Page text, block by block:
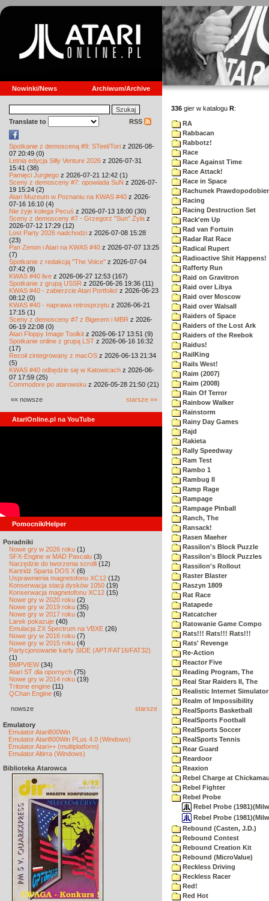
Nowinki/News Archiwum/Archive
Translate to RSS
Spotkanie z demosceną #9: STeel/Tori z 2026-08-
07 20:49 (0)
Letnia edycja Silly Venture 2026 z 2026-07-31
15:41 (38)
Pamięci Jurgiego z 2026-07-21 12:42 (1)
Sceny z demosceny #7: opowiada SuN z 2026-07-
19 15:24 (2)
Atari Muzeum w Poznaniu na KWAS #40 z 2026-
07-16 16:10 (4)
Nie żyje kolega Pecuś z 2026-07-13 18:00 (30)
Sceny z demosceny #7 - Grzegorz "Sun" Żyła z
2026-07-12 17:29 (12)
Lost Party 2026 nadchodzi z 2026-07-08 15:28
(23)
Pan Zenon i Atari na KWAS #40 z 2026-07-07 13:25
(7)
Spotkanie z redakcją "The Voice" z 2026-07-04
07:42 (9)
KWAS #40 live z 2026-06-27 12:53 (167)
Spotkanie z grupą USSR z 2026-06-26 19:36 (11)
KWAS #40 - zabierzcie Atari Portfolio! z 2026-06-23
08:12 (0)
KWAS #40 - naprawa retrosprzętu z 2026-06-21
17:15 (1)
Sceny z demosceny #7 z Bigerem i MBR z 2026-
06-19 22:08 (0)
Atari Floppy Image Toolkit z 2026-06-17 13:51 (9)
Spotkanie online z grupą LST z 2026-06-16 16:32
(17)
Recoil zintegrowany z macOS z 2026-06-13 21:34
(5)
KWAS #40 odbędzie się w Katowicach z 2026-06-
07 17:59 (25)
Commodore po atarowsku z 2026-05-28 21:50 (21)
«« nowsze starsze »»
AtariOnline.pl na YouTube
Pomocnik/Helper
Poradniki
Nowe gry w 2026 roku (1)
SFX-Engine w MAD Pascalu (3)
Narzędzie do tworzenia scrolli (12)
Kartridż Sparta DOS X (6)
Usprawnienia magnetofonu XC12 (12)
Konserwacja stacji dysków 1050 (19)
Konserwacja magnetofonu XC12 (15)
Nowe gry w 2020 roku (2)
Nowe gry w 2019 roku (35)
Nowe gry w 2017 roku (3)
Larek pokazuje (40)
Emulacja ZX Spectrum na VBXE (26)
Nowe gry w 2016 roku (7)
Nowe gry w 2015 roku (4)
Partycjonowanie karty SIDE (APT/FAT16/FAT32)
(1)
BMPVIEW(34)
Atari ST dla opornych (75)
Nowe gry w 2014 roku (19)
Tritone engine (11)
QChan Engine (6)
nowsze starsze
Emulatory
Emulator Atari800Win
Emulator Atari800Win PLus 4.0 (Windows)
Emulator Atari++ (multiplatform)
Emulator Altirra (Windows)
Biblioteka Atarowca
336 gier w katalogu R:
RA
Rabbacan
Rabbotz!
Race
Race Against Time
Race Attack!
Race in Space
Rachunek
Racing
Racing Destruction Set
Rack'em Up
Rad van Fortuin
Radar Rat Race
Radical Rupert
Radioactive Shit Happens!
Rafferty Run
Raid on Gravitron
Raid over Libya
Raid over Moscow
Raid over Walsall
Raiders of Space
Raiders of the Lost Ark
Raiders of the Reebok
Raidus!
RailKing
Rails West!
Raim (2007)
Raim (2008)
Rain Of Terror
Rainbow Walker
Rainstorm
Rainy Day Games
Rajd
Rakieta
Rally Speedway
Ram Test
Rambo 1
Rambug II
Ramp Rage
Rampage
Rampage Pinball
Ranch, The
Ransack!
Rasen Maeher
Rassilon's Block Puzzle
Rassilon's Block Puzzles
Rassilon's Rollout
Raster Blaster
Raszyn 1809
Rat Race
Ratapede
Ratcatcher
Ratowanie Game Compo
Rats!!! Rats!!! Rats!!!
Rats' Revenge
Re-Action
Reactor Five
Reading Program, The
Real Star Raiders II, The
Realistic Internet Simulator
Realm of Impossibility
RealSports Basketball
RealSports Football
RealSports Soccer
RealSports Tennis
Rear Guard
Reardoor
Reaxion
Rebel Charge at
Rebel Fighter
Rebel Probe
Rebel Probe
Rebel Probe
Rebound (Casten, J.D.)
Rebound Contest
Rebound Creation Kit
Rebound (MicroValue)
Reckless Driving
Reckless Racer
Red!
Red Hot